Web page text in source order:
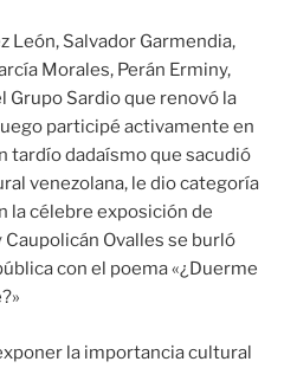
León, Salvador Garmendia,
Morales, Perán Erminy,
Grupo Sardio que renovó la
participé activamente en
tardío dadaísmo que sacudió
venezolana, le dio categoría
la célebre exposición de
Ovalles se burló
con el poema «¿Duerme
la importancia cultural